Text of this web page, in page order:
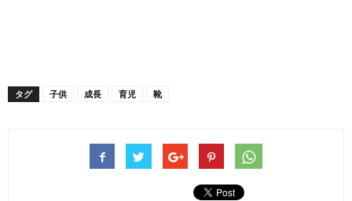
タグ 子供 成長 育児 靴